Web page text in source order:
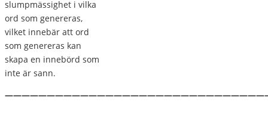
slumpmässighet i vilka
ord som genereras,
vilket innebär att ord
som genereras kan
skapa en innebörd som
inte är sann.